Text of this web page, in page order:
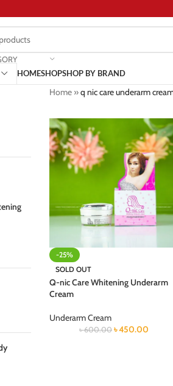
HOMESHOPSHOP BY BRAND
Home»q nic care underarm
-25%
SOLD OUT
Q-nic Care Whitening Underarm
Cream
Underarm Cream
৳600.00 ৳450.00